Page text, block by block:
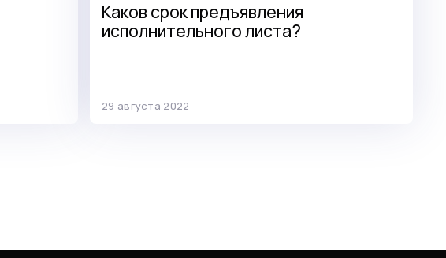
Каков срок предъявления
исполнительного листа?
29 августа 2022